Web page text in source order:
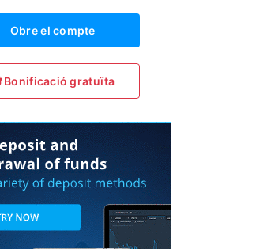
Obre el compte
Bonificació gratuïta